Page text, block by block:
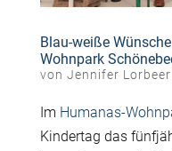
Blau-weiße
Wohnpark
von Jennifer Lorbeer
Im Humanas-
Kindertag das